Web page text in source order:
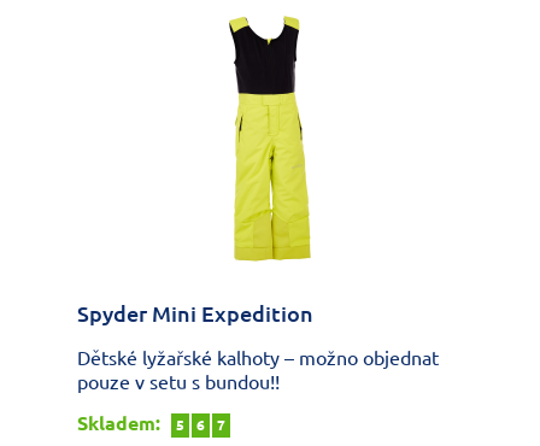
Spyder Mini Expedition
Dětské lyžařské kalhoty – možno objednat
pouze v setu s bundou!!
Skladem:
5 6 7